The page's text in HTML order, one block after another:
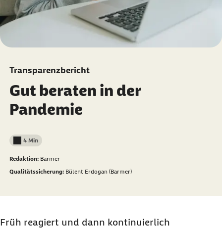
Transparenzbericht
Gut beraten in der
Pandemie
Lesedauer weniger als
4 Min
Redaktion: Barmer
Qualitätssicherung: Bülent Erdogan (Barmer)
Früh reagiert und dann kontinuierlich